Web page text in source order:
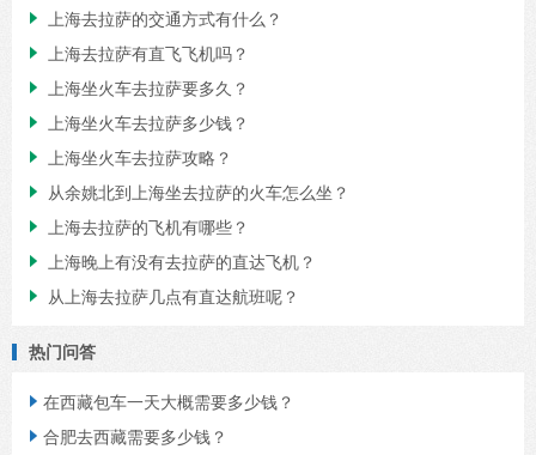
 上海去拉萨的交通方式有什么？
 上海去拉萨有直飞飞机吗？
 上海坐火车去拉萨要多久？
 上海坐火车去拉萨多少钱？
 上海坐火车去拉萨攻略？
 从余姚北到上海坐去拉萨的火车怎么坐？
 上海去拉萨的飞机有哪些？
 上海晚上有没有去拉萨的直达飞机？
 从上海去拉萨几点有直达航班呢？
热门问答
 在西藏包车一天大概需要多少钱？
 合肥去西藏需要多少钱？